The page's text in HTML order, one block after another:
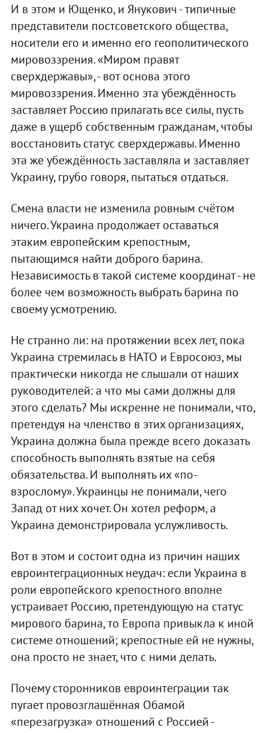
И в этом и Ющенко, и Янукович - типичные
представители постсоветского общества,
носители его и именно его геополитического
мировоззрения. «Миром правят
сверхдержавы», - вот основа этого
мировоззрения. Именно эта убеждённость
заставляет Россию прилагать все силы, пусть
даже в ущерб собственным гражданам, чтобы
восстановить статус сверхдержавы. Именно
эта же убеждённость заставляла и заставляет
Украину, грубо говоря, пытаться отдаться.
Смена власти не изменила ровным счётом
ничего. Украина продолжает оставаться
этаким европейским крепостным,
пытающимся найти доброго барина.
Независимость в такой системе координат - не
более чем возможность выбрать барина по
своему усмотрению.
Не странно ли: на протяжении всех лет, пока
Украина стремилась в НАТО и Евросоюз, мы
практически никогда не слышали от наших
руководителей: а что мы сами должны для
этого сделать? Мы искренне не понимали, что,
претендуя на членство в этих организациях,
Украина должна была прежде всего доказать
способность выполнять взятые на себя
обязательства. И выполнять их «по-
взрослому». Украинцы не понимали, чего
Запад от них хочет. Он хотел реформ, а
Украина демонстрировала услужливость.
Вот в этом и состоит одна из причин наших
евроинтеграционных неудач: если Украина в
роли европейского крепостного вполне
устраивает Россию, претендующую на статус
мирового барина, то Европа привыкла к иной
системе отношений; крепостные ей не нужны,
она просто не знает, что с ними делать.
Почему сторонников евроинтеграции так
пугает провозглашённая Обамой
«перезагрузка» отношений с Россией -